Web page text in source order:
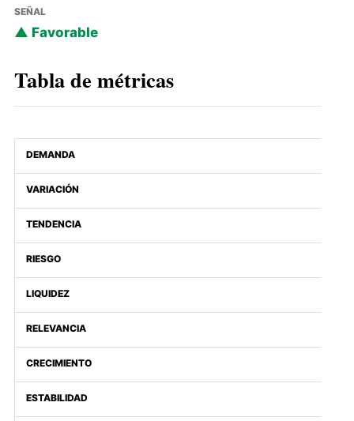
SEÑAL
Favorable
Tabla de métricas
DEMANDA
VARIACIÓN
TENDENCIA
RIESGO
LIQUIDEZ
RELEVANCIA
CRECIMIENTO
ESTABILIDAD